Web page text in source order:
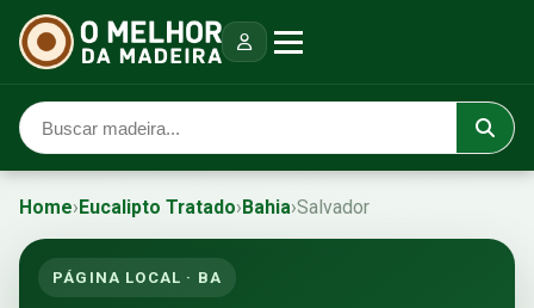
Home›Eucalipto Tratado›Bahia›Salvador
PÁGINA LOCAL · BA